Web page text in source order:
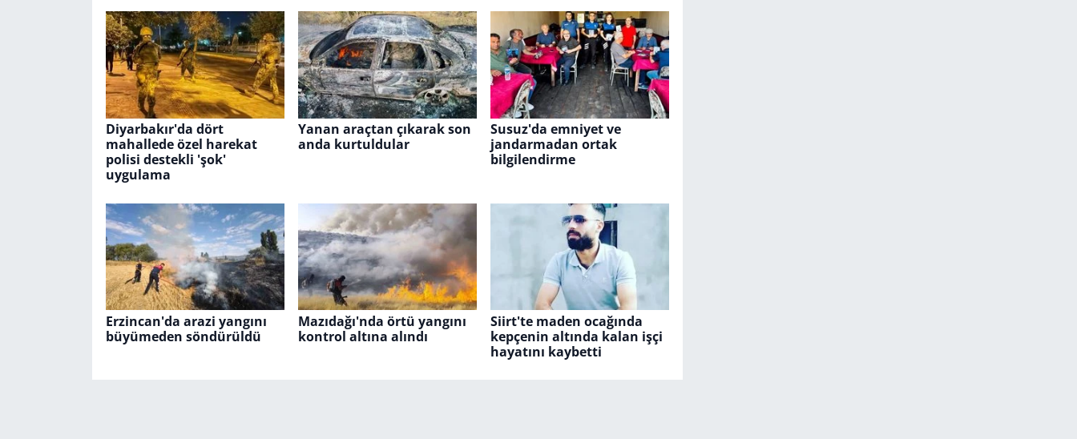
Diyarbakır'da dört
mahallede özel harekat
polisi destekli 'şok'
uygulama
Yanan araçtan çıkarak son
anda kurtuldular
Susuz'da emniyet ve
jandarmadan ortak
bilgilendirme
Erzincan'da arazi yangını
büyümeden söndürüldü
Mazıdağı'nda örtü yangını
kontrol altına alındı
Siirt'te maden ocağında
kepçenin altında kalan işçi
hayatını kaybetti